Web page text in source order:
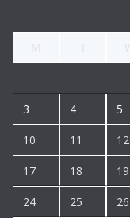
3 4 5
10 11 12
17 18 19
24 25 26